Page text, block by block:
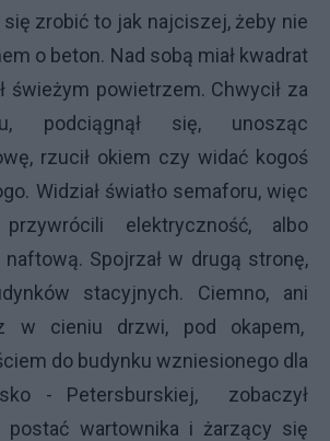
zrobić to jak najciszej, żeby nie
o beton. Nad sobą miał kwadrat
świeżym powietrzem. Chwycił za
podciągnął się, unosząc
rzucił okiem czy widać kogoś
Widział światło semaforu, więc
elektryczność, albo
Spojrzał w drugą stronę,
stacyjnych. Ciemno, ani
w cieniu drzwi, pod okapem,
do budynku wzniesionego dla
- Petersburskiej, zobaczył
postać wartownika i żarzący się